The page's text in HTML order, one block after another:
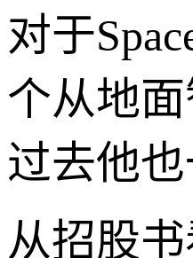
对于
个从地
过去他
从招股